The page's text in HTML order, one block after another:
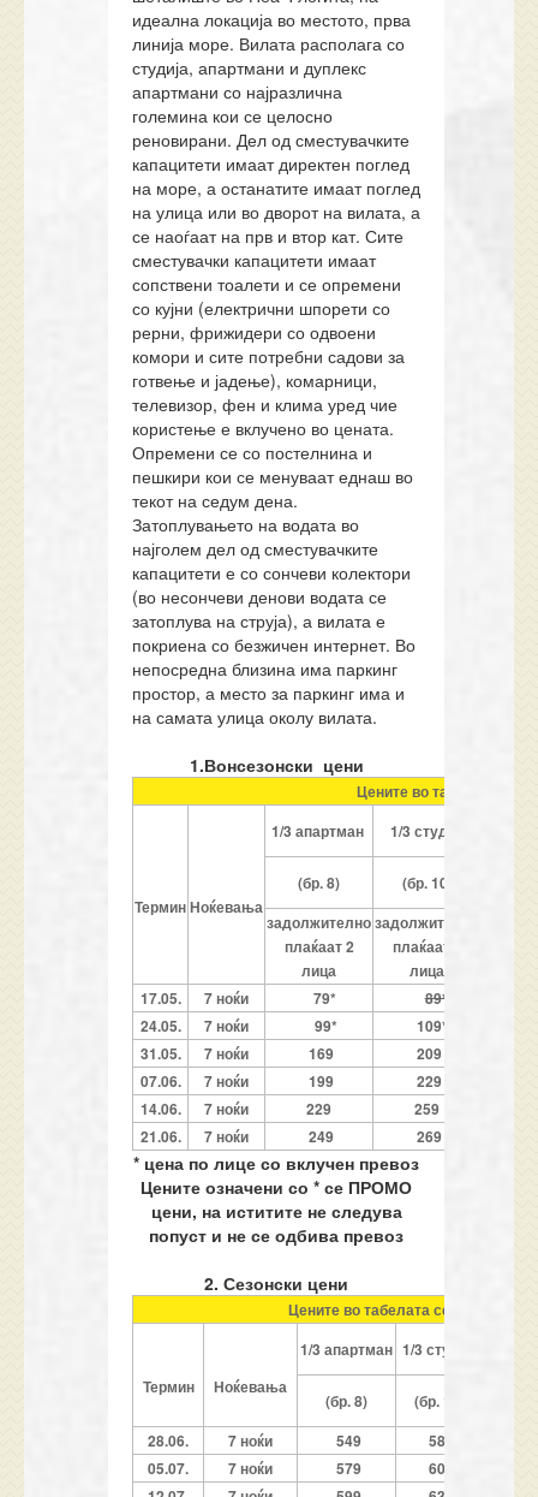
идеална локација во местото, прва
линија море. Вилата располага со
студија, апартмани и дуплекс
апартмани со најразлична
големина кои се целосно
реновирани. Дел од сместувачките
капацитети имаат директен поглед
на море, а останатите имаат поглед
на улица или во дворот на вилата, а
се наоѓаат на прв и втор кат. Сите
сместувачки капацитети имаат
сопствени тоалети и се опремени
со кујни (електрични шпорети со
рерни, фрижидери со одвоени
комори и сите потребни садови за
готвење и јадење), комарници,
телевизор, фен и клима уред чие
користење е вклучено во цената.
Опремени се со постелнина и
пешкири кои се менуваат еднаш во
текот на седум дена.
Затоплувањето на водата во
најголем дел од сместувачките
капацитети е со сончеви колектори
(во несончеви денови водата се
затоплува на струја), а вилата е
покриена со безжичен интернет. Во
непосредна близина има паркинг
простор, а место за паркинг има и
на самата улица околу вилата.
1.Вонсезонски цени
Цените во табелата се
ТерминНоќевања
1/3 апартман 1/3 студио
(бр. 8)
(бр. 10)
задолжително
плаќаат 2
лица
задолжително
плаќаат 2
лица
17.05.
7 ноќи 79* 89*
24.05.
7 ноќи 99* 109*
31.05.
7 ноќи 169 209
07.06.
7 ноќи 199 229
14.06.
7 ноќи 229 259
21.06.
7 ноќи 249 269
* цена по лице со вклучен превоз
Цените означени со * се ПРОМО
цени, на иститите не следува
попуст и не се одбива превоз
2. Сезонски цени
Цените во табелата се
Термин Ноќевања
1/3 апартман 1/3 студио
(бр. 8)
(бр. 10)
28.06.
7 ноќи 549 589
05.07.
7 ноќи 579 609